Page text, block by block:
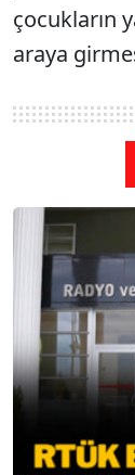
çocukların
araya